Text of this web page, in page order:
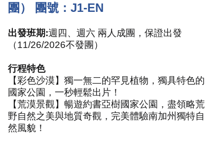
團） 團號： J1-EN
出發班期:週四、週六 兩人成團，保證出發
（11/26/2026不發團）
行程特色
【彩色沙漠】獨一無二的罕見植物，獨具特色的
國家公園，一秒輕鬆出片！
【荒漠景觀】暢遊約書亞樹國家公園，盡領略荒
野自然之美與地質奇觀，完美體驗南加州獨特自
然風貌！